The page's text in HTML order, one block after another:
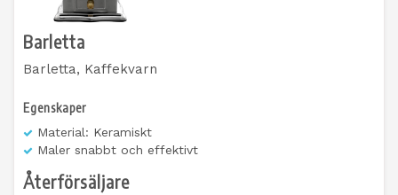
Barletta
Barletta, Kaffekvarn
Egenskaper
Material: Keramiskt
Maler snabbt och effektivt
Återförsäljare